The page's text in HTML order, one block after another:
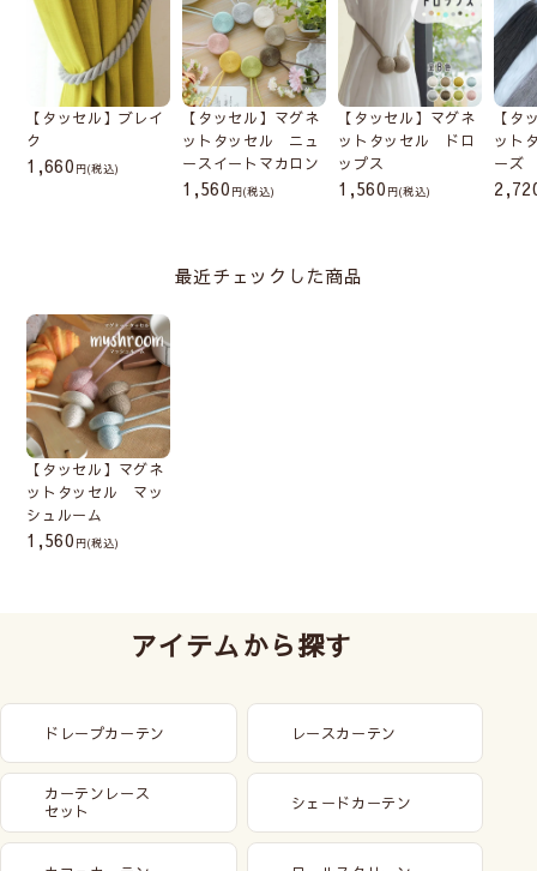
【タッセル】ブレイ
ク
1,660 (税込)
【タッセル】マグネ
ットタッセル ニュ
ースイートマカロン
1,560 (税込)
【タッセル】マグネ
ットタッセル ドロ
ップス
1,560 (税込)
【タ
ット
ーズ
最近チェックした商品
【タッセル】マグネ
ットタッセル マッ
シュルーム
1,560 (税込)
アイテムから探す
ドレープカーテン レースカーテン
カーテンレース
セット
シェードカーテン